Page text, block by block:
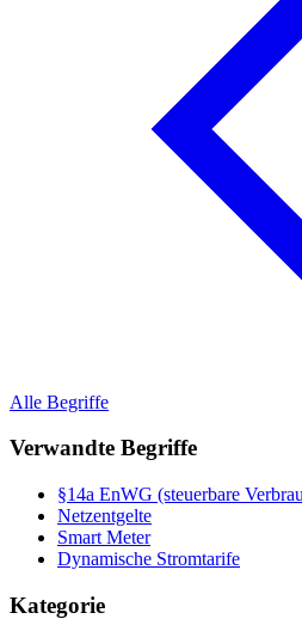
Alle Begriffe
Verwandte Begriffe
§14a EnWG (steuerbare
Netzentgelte
Smart Meter
Dynamische Stromtarife
Kategorie